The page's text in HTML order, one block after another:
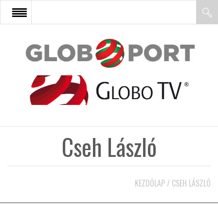
FŐOLDAL
AFRIKA
Cseh László
KEZDŐLAP / CSEH LÁSZLÓ